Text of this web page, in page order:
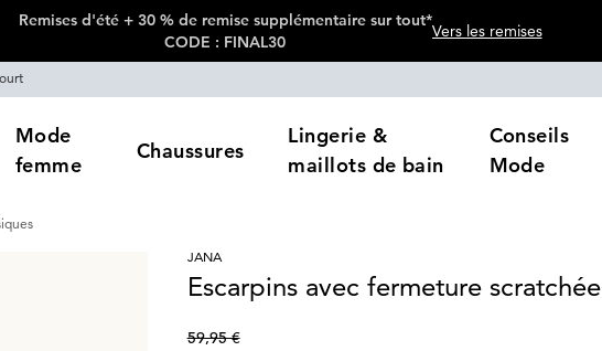
Remises d'été + 30 % de remise supplémentaire sur tout*
CODE : FINAL30
Vers les remises
Mode
femme
Chaussures
Lingerie &
maillots de bain
Conseils
Mode
JANA
Escarpins avec fermeture scratchée
59,95 €